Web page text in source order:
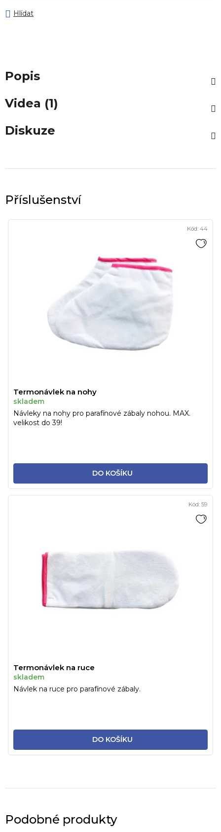
Hlídat
Popis
Videa (1)
Diskuze
Termonávlek na nohy
skladem
DO KOŠÍKU
Návleky na nohy pro parafínové zábaly nohou. MAX.
velikost do 39!
Kód: 44
Termonávlek na ruce
skladem
DO KOŠÍKU
Návlek na ruce pro parafínové zábaly.
Kód: 59
Podobné produkty